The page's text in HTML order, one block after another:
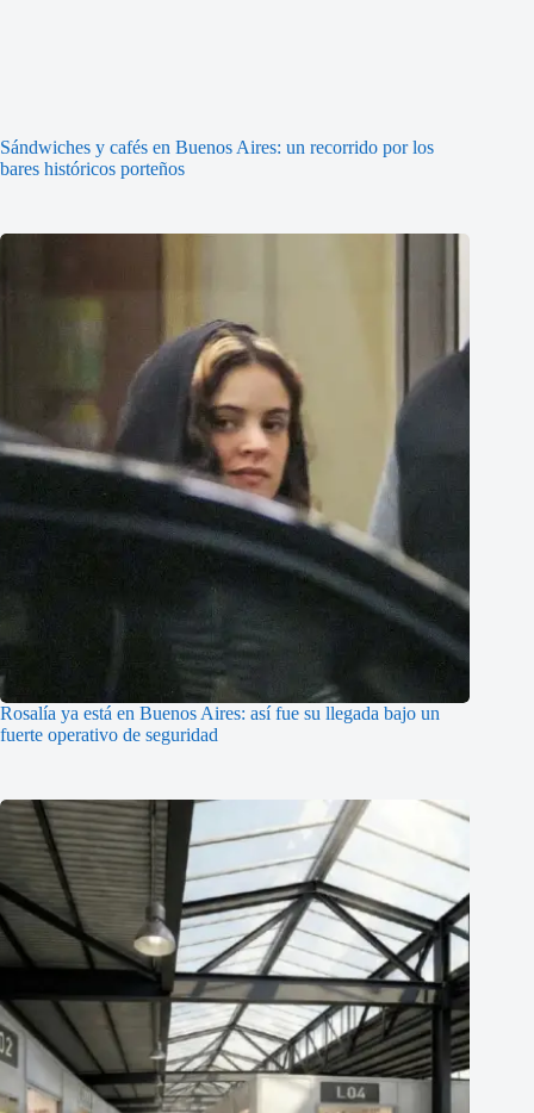
Sándwiches y cafés en Buenos Aires: un recorrido por los
bares históricos porteños
Rosalía ya está en Buenos Aires: así fue su llegada bajo un
fuerte operativo de seguridad